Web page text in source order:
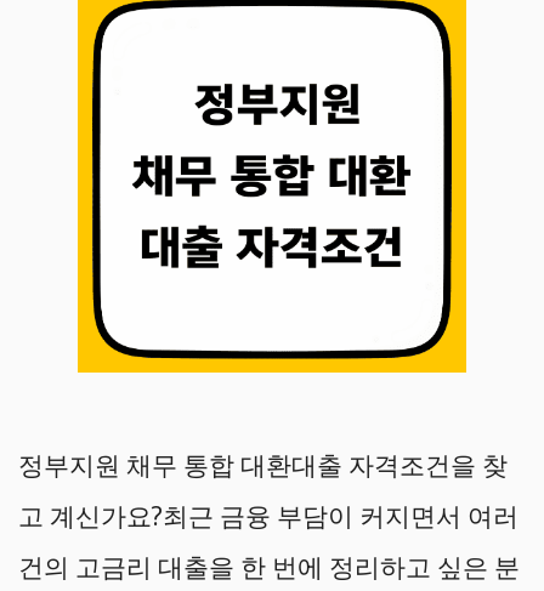
정부지원 채무 통합 대환대출 자격조건을 찾
고 계신가요?최근 금융 부담이 커지면서 여러
건의 고금리 대출을 한 번에 정리하고 싶은 분